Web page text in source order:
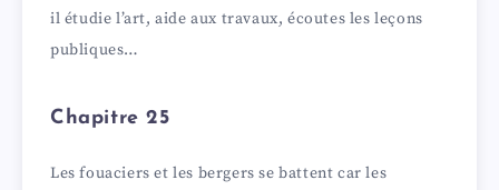
il étudie l’art, aide aux travaux, écoutes les leçons
publiques…
Chapitre 25
Les fouaciers et les bergers se battent car les